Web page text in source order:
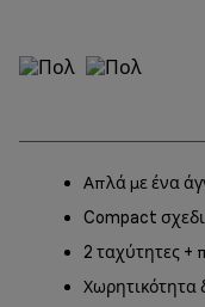
Απλά με ένα
Compact
2 ταχύτητες +
Χωρητικότητα